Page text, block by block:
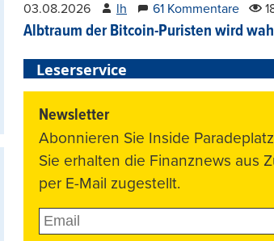
03.08.2026 lh 61 Kommentare
Albtraum der Bitcoin-Puristen wird
Leserservice
Newsletter
Abonnieren Sie Inside
Sie erhalten die Finanznews aus
per E-Mail zugestellt.